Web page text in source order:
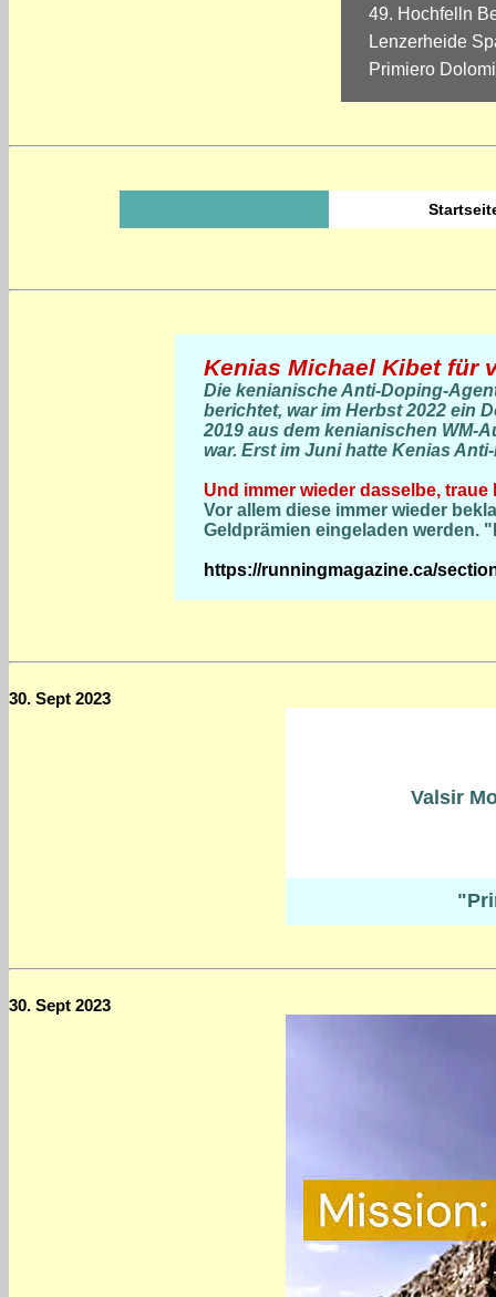
49. Hochfelln
Lenzerheide
Primiero
Kenias Michael Kibet für
Die kenianische Anti-Doping-
berichtet, war im Herbst 2022 ein
2019 aus dem kenianischen WM-
war. Erst im Juni hatte Kenias
Und immer wieder dasselbe,
Vor allem diese immer wieder
Geldprämien eingeladen werden.
https://runningmagazine.ca/
30. Sept 2023
Valsir
30. Sept 2023